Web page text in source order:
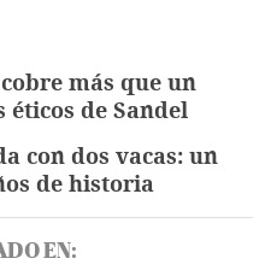
más que un
éticos de Sandel
con dos vacas: un
de historia
EN: